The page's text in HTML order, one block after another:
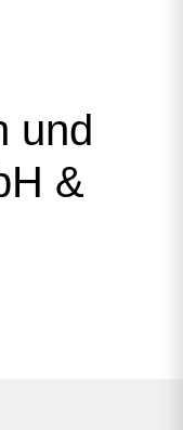
und
&